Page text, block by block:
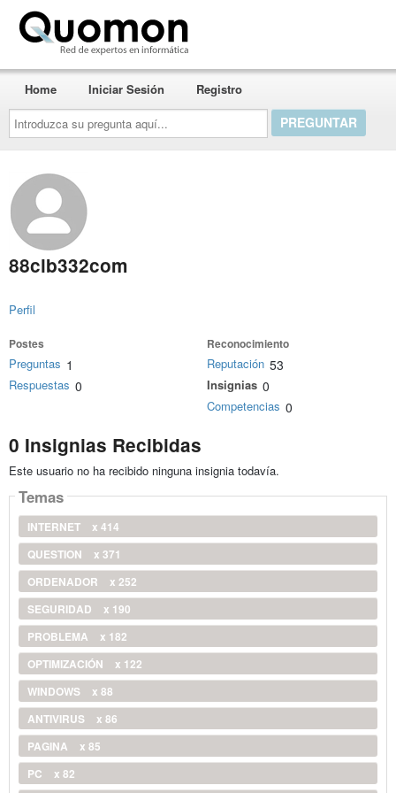
Introduzca
su
pregunta
aquí...
Home Iniciar Sesión Registro
88clb332com
Perfil
Postes
Preguntas 1
Respuestas 0
Reconocimiento
Reputación 53
Insignias 0
Competencias 0
0 Insignias Recibidas
Este usuario no ha recibido ninguna insignia todavía.
Temas
INTERNET
x 414
QUESTION
x 371
ORDENADOR
x 252
SEGURIDAD
x 190
PROBLEMA
x 182
OPTIMIZACIÓN
x 122
WINDOWS
x 88
ANTIVIRUS
x 86
PAGINA
x 85
PC
x 82